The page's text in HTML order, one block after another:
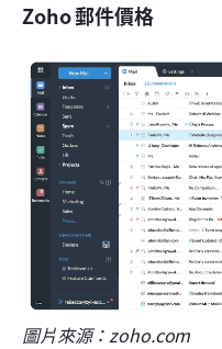
Zoho 郵件價格
圖片來源：zoho.com